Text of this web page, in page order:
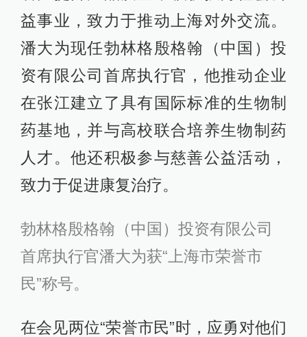
益事业，致力于推动上海对外交流。
潘大为现任勃林格殷格翰（中国）投
资有限公司首席执行官，他推动企业
在张江建立了具有国际标准的生物制
药基地，并与高校联合培养生物制药
人才。他还积极参与慈善公益活动，
致力于促进康复治疗。
勃林格殷格翰（中国）投资有限公司
首席执行官潘大为获“上海市荣誉市
民”称号。
在会见两位“荣誉市民”时，应勇对他们